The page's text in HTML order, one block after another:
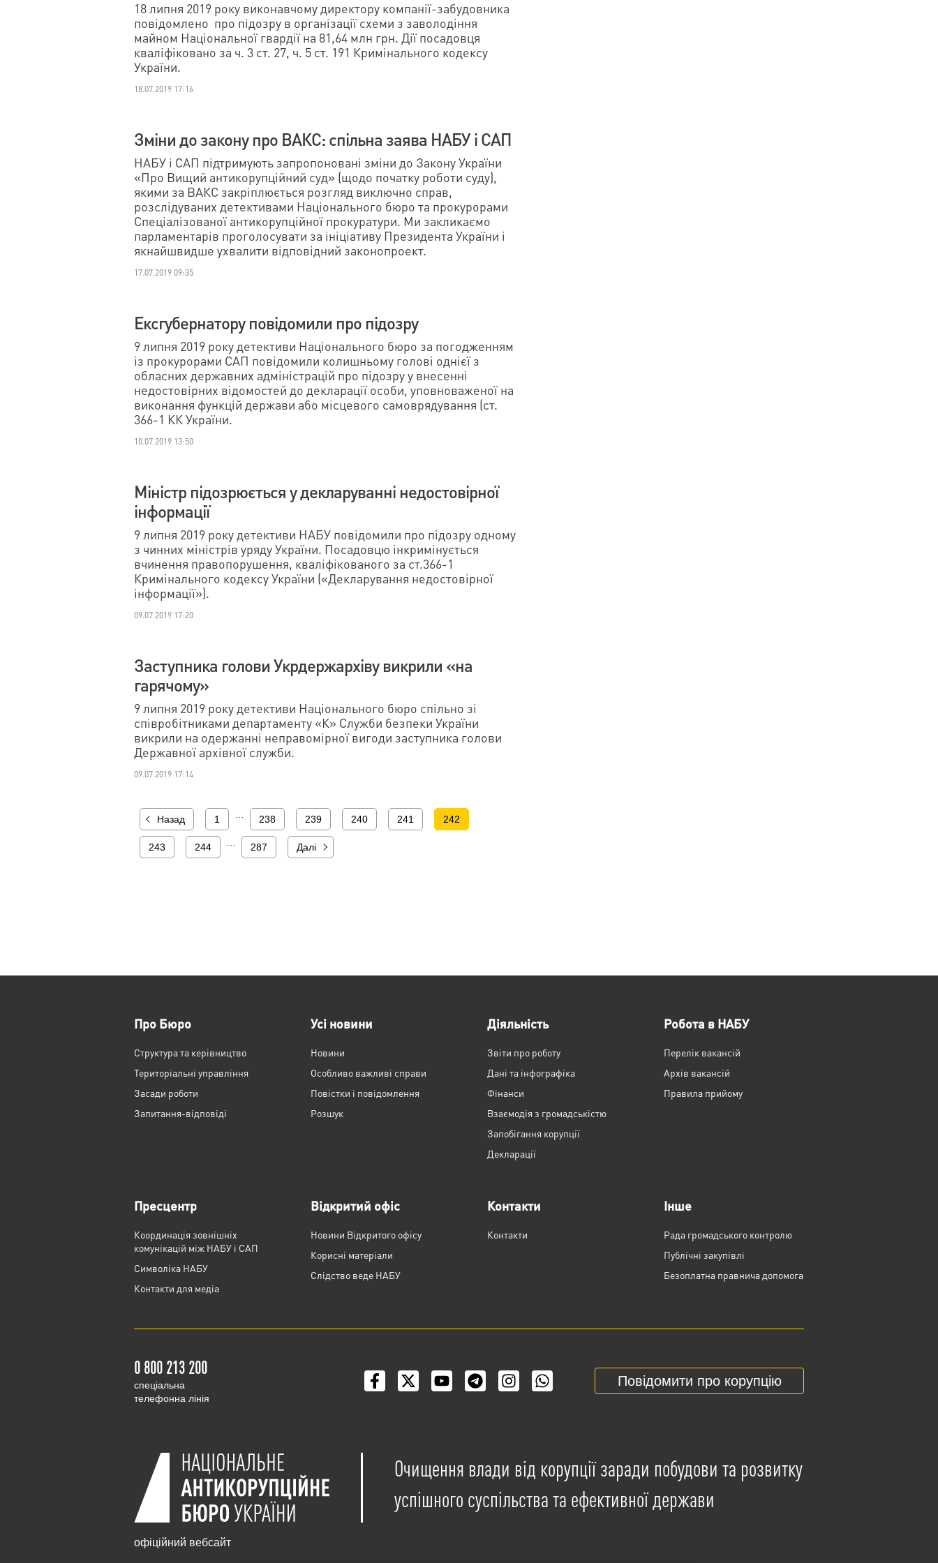
18 липня 2019 року виконавчому директору компанії-забудовника
повідомлено про підозру в організації схеми з заволодіння
майном Національної гвардії на 81,64 млн грн. Дії посадовця
кваліфіковано за ч. 3 ст. 27, ч. 5 ст. 191 Кримінального кодексу
України.
18.07.2019 17:16
Зміни до закону про ВАКС: спільна заява НАБУ і САП
НАБУ і САП підтримують запропоновані зміни до Закону України
«Про Вищий антикорупційний суд» (щодо початку роботи суду),
якими за ВАКС закріплюється розгляд виключно справ,
розслідуваних детективами Національного бюро та прокурорами
Спеціалізованої антикорупційної прокуратури. Ми закликаємо
парламентарів проголосувати за ініціативу Президента України і
якнайшвидше ухвалити відповідний законопроект.
17.07.2019 09:35
Ексгубернатору повідомили про підозру
9 липня 2019 року детективи Національного бюро за погодженням
із прокурорами САП повідомили колишньому голові однієї з
обласних державних адміністрацій про підозру у внесенні
недостовірних відомостей до декларації особи, уповноваженої на
виконання функцій держави або місцевого самоврядування (ст.
366-1 КК України.
10.07.2019 13:50
Міністр підозрюється у декларуванні недостовірної
інформації
9 липня 2019 року детективи НАБУ повідомили про підозру одному
з чинних міністрів уряду України. Посадовцю інкримінується
вчинення правопорушення, кваліфікованого за ст.366-1
Кримінального кодексу України («Декларування недостовірної
інформації»).
09.07.2019 17:20
Заступника голови Укрдержархіву викрили «на
гарячому»
9 липня 2019 року детективи Національного бюро спільно зі
співробітниками департаменту «К» Служби безпеки України
викрили на одержанні неправомірної вигоди заступника голови
Державної архівної служби.
09.07.2019 17:14
Назад 1 238 239 240 241 242
243 244 287 Далі
Про Бюро
Структура та керівництво
Територіальні управління
Засади роботи
Запитання-відповіді
Усі новини
Новини
Особливо важливі справи
Повістки і повідомлення
Розшук
Діяльність
Звіти про роботу
Дані та інфографіка
Фінанси
Взаємодія з громадськістю
Запобігання корупції
Декларації
Робота в НАБУ
Перелік вакансій
Архів вакансій
Правила прийому
Пресцентр
Координація зовнішніх
комунікацій між НАБУ і САП
Cимволіка НАБУ
Контакти для медіа
Відкритий офіс
Новини Відкритого офісу
Корисні матеріали
Слідство веде НАБУ
Контакти
Контакти
Інше
Рада громадського контролю
Публічні закупівлі
Безоплатна правнича допомога
0 800 213 200
cпеціальна
телефонна лінія
Повідомити про корупцію
офіційний вебсайт
Очищення влади від корупції заради побудови та розвитку
успішного суспільства та ефективної держави